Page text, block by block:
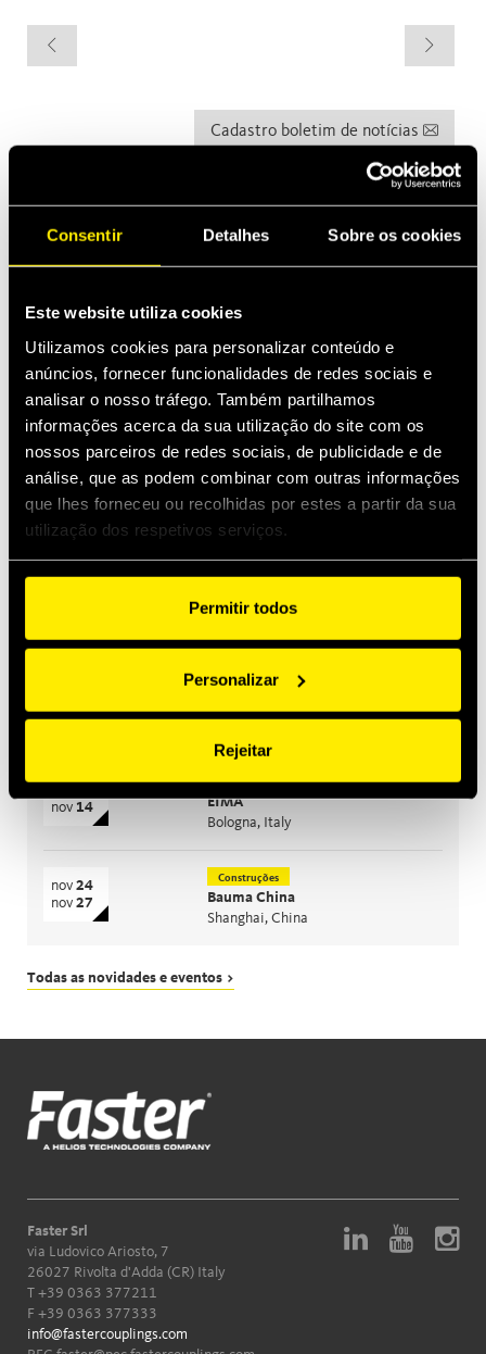
Consentir Detalhes Sobre os cookies
Este website utiliza cookies
Utilizamos cookies para personalizar conteúdo e
anúncios, fornecer funcionalidades de redes sociais e
analisar o nosso tráfego. Também partilhamos
informações acerca da sua utilização do site com os
nossos parceiros de redes sociais, de publicidade e de
análise, que as podem combinar com outras informações
que lhes forneceu ou recolhidas por estes a partir da sua
utilização dos respetivos serviços.
Permitir todos
Personalizar
Rejeitar
Cadastro boletim de notícias
abr 13, 2026
Faster expands into Thermal Management
Construções
Introducing MultiQTC: The Best Benefit/Cost Solution for
Large-Scale Excavators and Demolition Excavators
jan 29, 2026
Quick Swivel: unmatched durability and leak-free
performance
Os próximos eventos
Bauma India
out28
Agricultura
nov 14
Agricultura
EIMA
Bologna, Italy
nov 24
nov 27
Construções
Bauma China
Shanghai, China
Todas as novidades e eventos >
Faster Srl
via Ludovico Ariosto, 7
26027 Rivolta d'Adda (CR) Italy
T +39 0363 377211
F +39 0363 377333
info@fastercouplings.com